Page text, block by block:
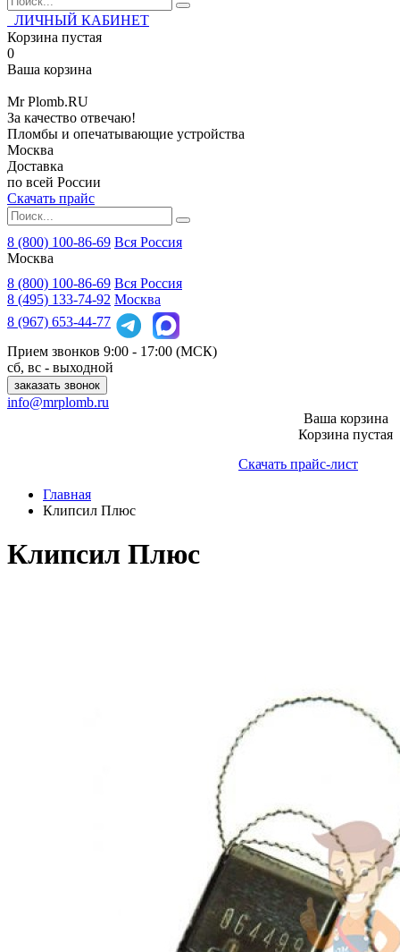
ЛИЧНЫЙ КАБИНЕТ
Корзина пустая
0
Ваша корзина
MrPlomb.RU
За качество отвечаю!
Пломбы и опечатывающие устройства
Москва
Доставка
по всей России
Скачать прайс
8 (800) 100-86-69 Вся Россия
Москва
8 (800) 100-86-69 Вся Россия
8 (495) 133-74-92 Москва
8 (967) 653-44-77
Прием звонков 9:00 - 17:00 (МСК)
сб, вс - выходной
заказать звонок
info@mrplomb.ru
Ваша корзина
Корзина пустая
Скачать прайс-лист
Главная
Клипсил Плюс
Клипсил Плюс